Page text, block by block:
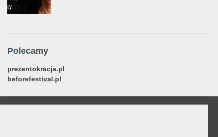
Polecamy
prezentokracja.pl
beforefestival.pl